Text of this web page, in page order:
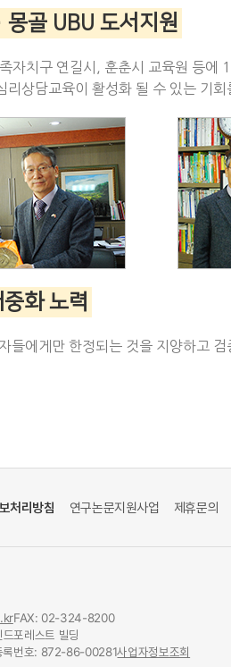
몽골 UBU 도서지원
자치구 연길시, 훈춘시 교육원 등
리상담교육이 활성화 될 수 있는 기
화 노력
들에게만 한정되는 것을 지양하고
처리방침 연구논문지원사업 제휴문의
FAX: 02-324-8200
포레스트 빌딩
록번호: 872-86-00281사업자정보조회